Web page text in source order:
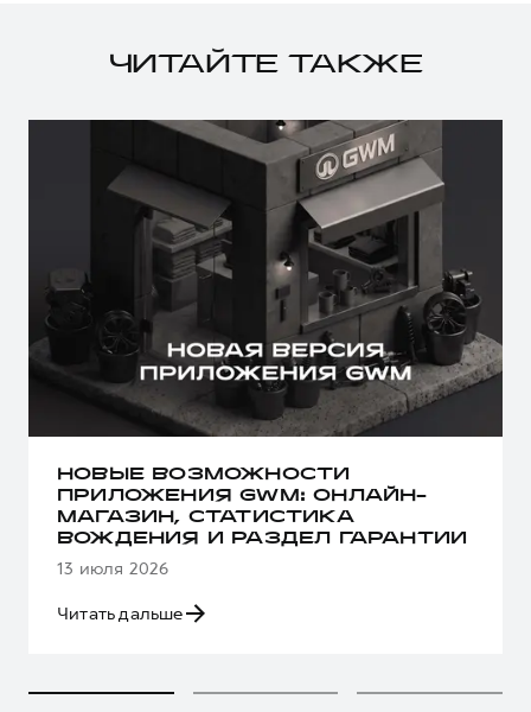
ЧИТАЙТЕ ТАКЖЕ
НОВЫЕ ВОЗМОЖНОСТИ
ПРИЛОЖЕНИЯ GWM: ОНЛАЙН-
МАГАЗИН, СТАТИСТИКА
ВОЖДЕНИЯ И РАЗДЕЛ ГАРАНТИИ
13 июля 2026
Читать дальше